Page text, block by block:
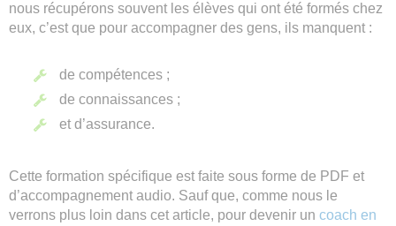
nous récupérons souvent les élèves qui ont été formés chez
eux, c’est que pour accompagner des gens, ils manquent :
de compétences ;
de connaissances ;
et d’assurance.
Cette formation spécifique est faite sous forme de PDF et
d’accompagnement audio. Sauf que, comme nous le
verrons plus loin dans cet article, pour devenir un coach en